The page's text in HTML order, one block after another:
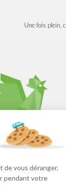
Une fois plein,
de vous déranger,
pendant votre